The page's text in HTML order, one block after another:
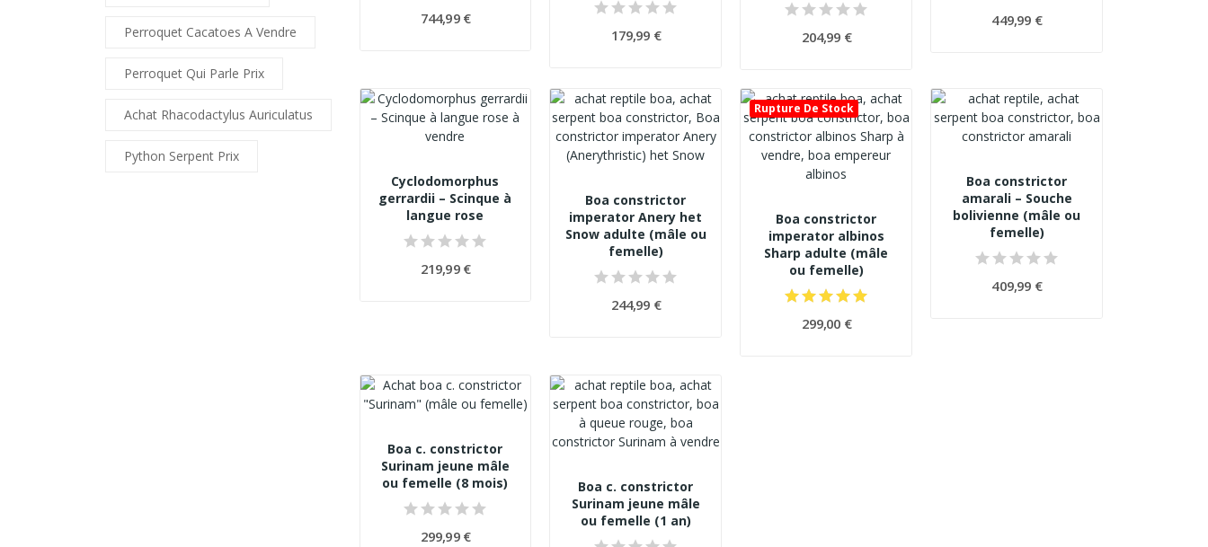
Perroquet Cacatoes A Vendre
Perroquet Qui Parle Prix
Achat Rhacodactylus Auriculatus
Python Serpent Prix
744,99 €
179,99 € 204,99 €
449,99 €
Cyclodomorphus
gerrardii – Scinque à
langue rose
219,99 €
Boa constrictor
imperator Anery het
Snow adulte (mâle ou
femelle)
244,99 €
Rupture De Stock
Boa constrictor
imperator albinos
Sharp adulte (mâle
ou femelle)
299,00 €
Boa constrictor
amarali – Souche
bolivienne (mâle ou
femelle)
409,99 €
Boa c. constrictor
Surinam jeune mâle
ou femelle (8 mois)
299,99 €
Boa c. constrictor
Surinam jeune mâle
ou femelle (1 an)